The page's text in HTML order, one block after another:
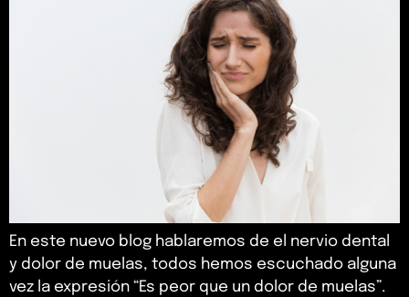
En este nuevo blog hablaremos de el nervio dental
y dolor de muelas, todos hemos escuchado alguna
vez la expresión “Es peor que un dolor de muelas”.